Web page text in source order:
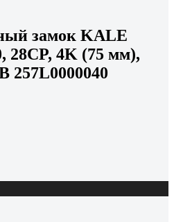
замок KALE
28CP, 4K (75 мм),
257L0000040